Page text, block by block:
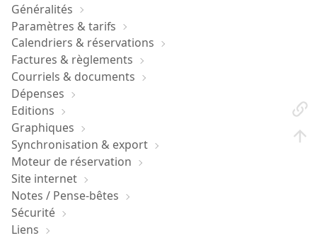
Généralités
Paramètres & tarifs
Calendriers & réservations
Factures & règlements
Courriels & documents
Dépenses
Editions
Graphiques
Synchronisation & export
Moteur de réservation
Site internet
Notes / Pense-bêtes
Sécurité
Liens